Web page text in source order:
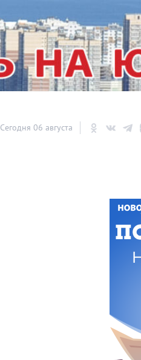
Сегодня 06 августа